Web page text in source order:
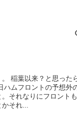
稲葉以来？と思った
ハムフロントの予想外
それなりにフロント
それ...